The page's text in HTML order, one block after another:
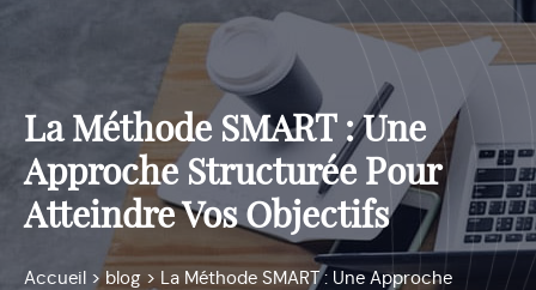
La Méthode SMART : Une
Approche Structurée Pour
Atteindre Vos Objectifs
Accueil > blog > La Méthode SMART : Une Approche